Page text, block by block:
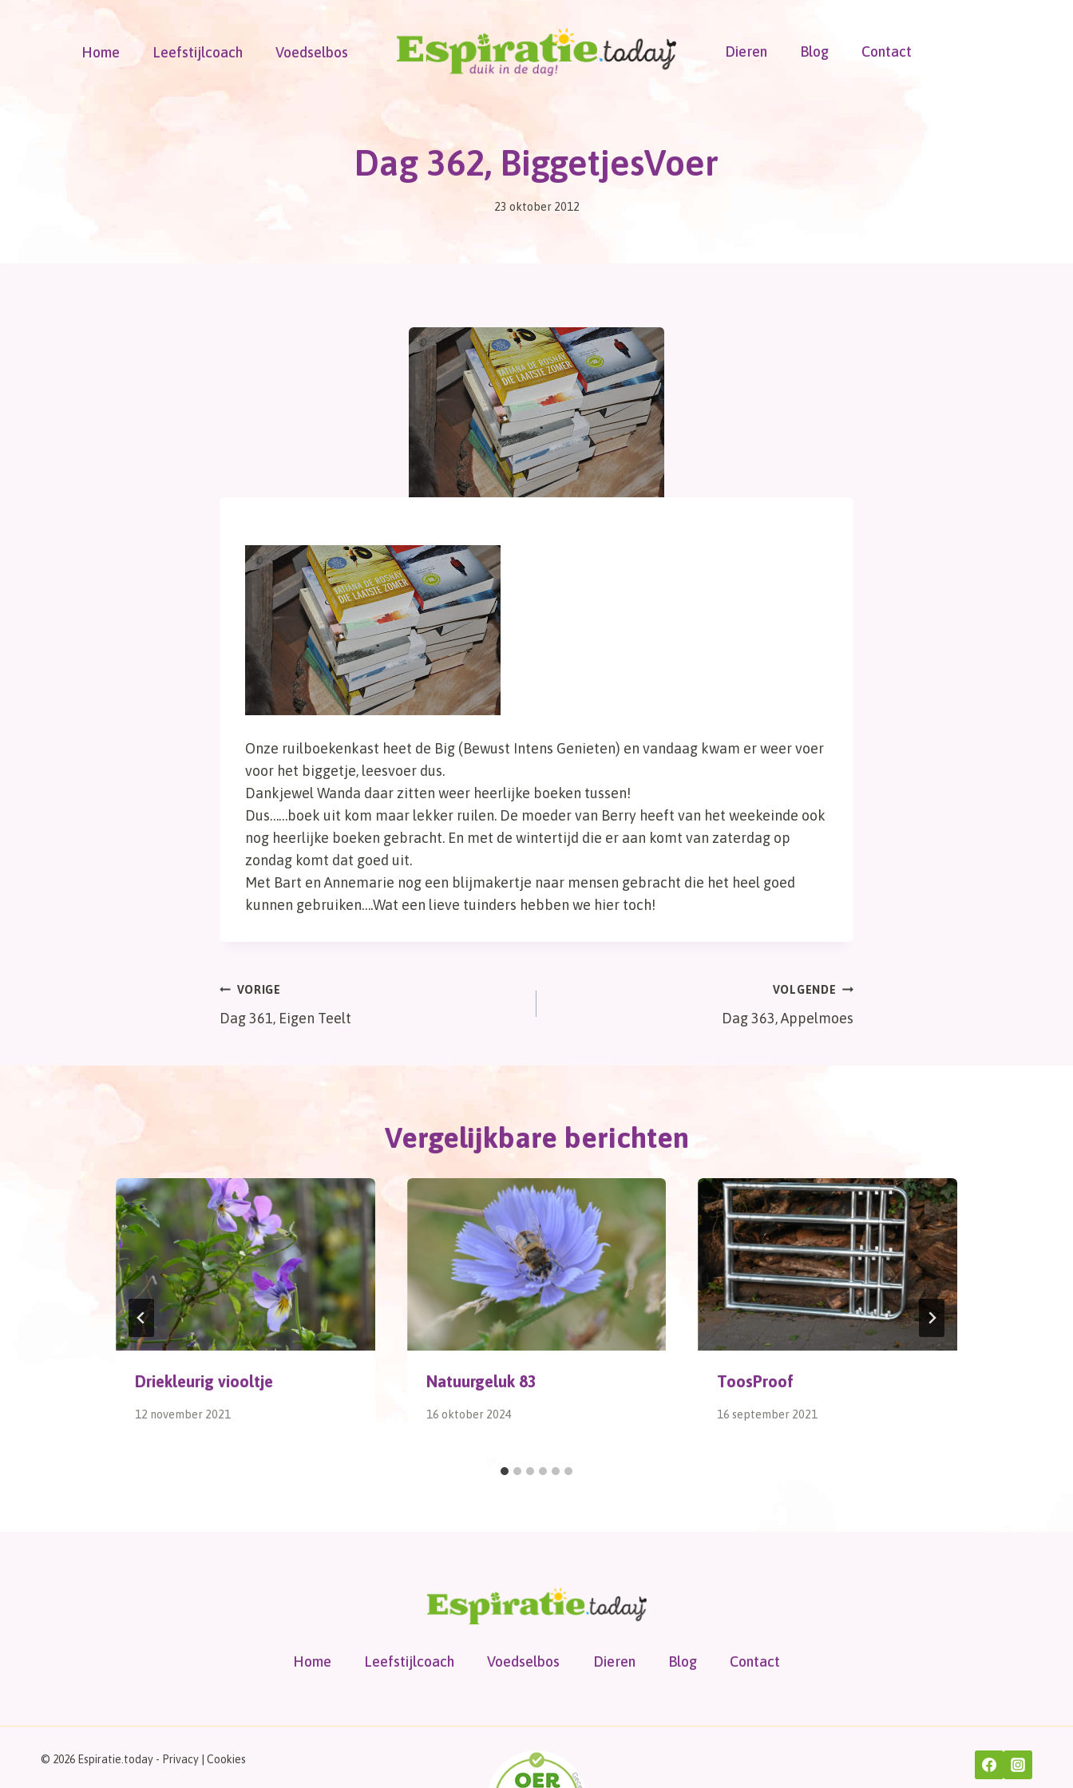
Home Leefstijlcoach Voedselbos Dieren Blog Contact
Dag 362, BiggetjesVoer
23 oktober 2012
Onze ruilboekenkast heet de Big (Bewust Intens Genieten) en vandaag kwam er weer voer
voor het biggetje, leesvoer dus.
Dankjewel Wanda daar zitten weer heerlijke boeken tussen!
Dus……boek uit kom maar lekker ruilen. De moeder van Berry heeft van het weekeinde ook
nog heerlijke boeken gebracht. En met de wintertijd die er aan komt van zaterdag op
zondag komt dat goed uit.
Met Bart en Annemarie nog een blijmakertje naar mensen gebracht die het heel goed
kunnen gebruiken….Wat een lieve tuinders hebben we hier toch!
Bericht
VORIGE
Dag 361, Eigen Teelt
VOLGENDE
Dag 363, Appelmoes
Vergelijkbare berichten
Driekleurig viooltje
12 november 2021
Natuurgeluk 83
16 oktober 2024
ToosProof
16 september 2021
Home Leefstijlcoach Voedselbos Dieren Blog Contact
© 2026 Espiratie.today - Privacy Cookies